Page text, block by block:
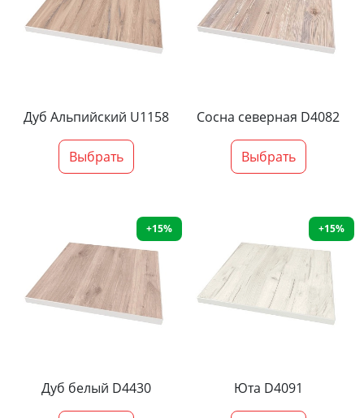
Дуб Альпийский U1158
Выбрать
Сосна северная D4082
Выбрать
+15%
Дуб белый D4430
+15%
Юта D4091